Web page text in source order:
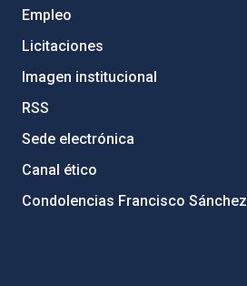
Empleo
Licitaciones
Imagen institucional
RSS
Sede electrónica
Canal ético
Condolencias Francisco Sánchez